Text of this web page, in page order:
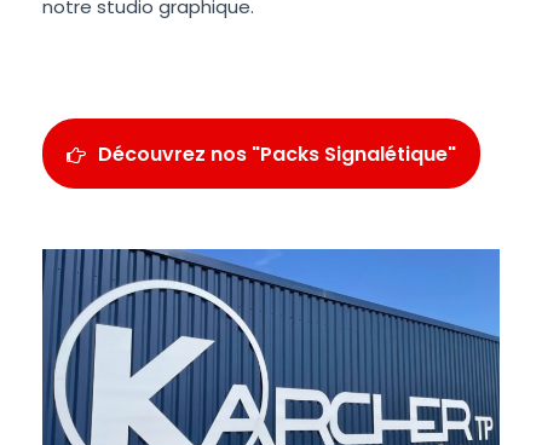
notre studio graphique.
Découvrez nos "Packs Signalétique"